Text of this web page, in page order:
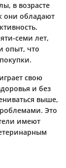
в возрасте
они обладают
семи лет,
опыт, что
свою
и без
выше,
Это
имеют